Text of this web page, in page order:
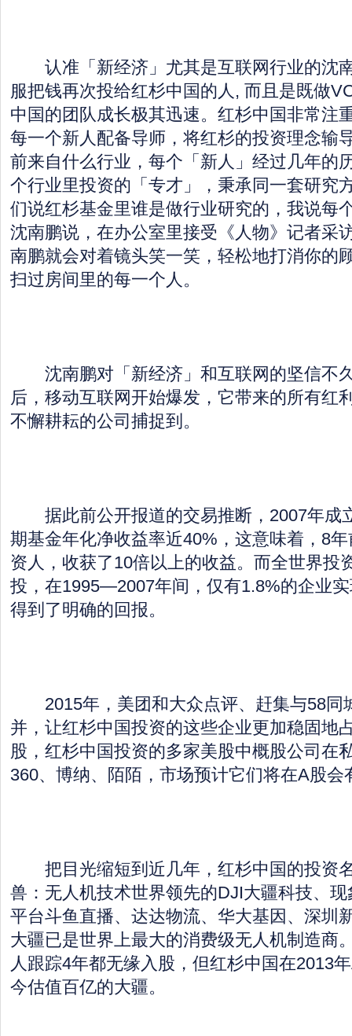
认准「新经济」尤其是互联网行业的沈
服把钱再次投给红杉中国的人, 而且是既做
中国的团队成长极其迅速。红杉中国非常注
每一个新人配备导师，将红杉的投资理念输
前来自什么行业，每个「新人」经过几年的
个行业里投资的「专才」，秉承同一套研究
们说红杉基金里谁是做行业研究的，我说每
沈南鹏说，在办公室里接受《人物》记者采
南鹏就会对着镜头笑一笑，轻松地打消你的
扫过房间里的每一个人。
沈南鹏对「新经济」和互联网的坚信不
后，移动互联网开始爆发，它带来的所有红
不懈耕耘的公司捕捉到。
据此前公开报道的交易推断，2007年成
期基金年化净收益率近40%，这意味着，8
资人，收获了10倍以上的收益。而全世界投
投，在1995—2007年间，仅有1.8%的企业
得到了明确的回报。
2015年，美团和大众点评、赶集与58同
并，让红杉中国投资的这些企业更加稳固地
股，红杉中国投资的多家美股中概股公司在
360、博纳、陌陌，市场预计它们将在A股会
把目光缩短到近几年，红杉中国的投资
兽：无人机技术世界领先的DJI大疆科技、
平台斗鱼直播、达达物流、华大基因、深圳
大疆已是世界上最大的消费级无人机制造商
人跟踪4年都无缘入股，但红杉中国在2013
今估值百亿的大疆。